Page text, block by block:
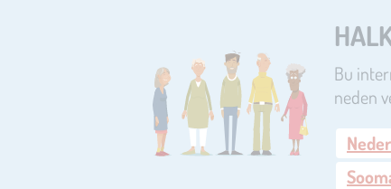
Bu
neden